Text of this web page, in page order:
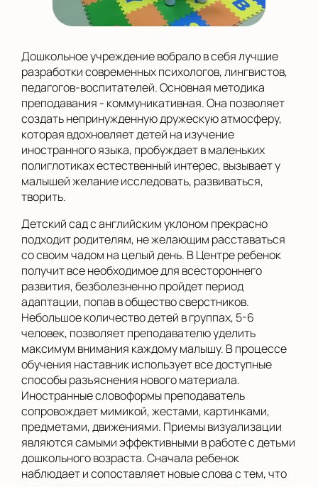
Дошкольное учреждение вобрало в себя лучшие
разработки современных психологов, лингвистов,
педагогов-воспитателей. Основная методика
преподавания - коммуникативная. Она позволяет
создать непринужденную дружескую атмосферу,
которая вдохновляет детей на изучение
иностранного языка, пробуждает в маленьких
полиглотиках естественный интерес, вызывает у
малышей желание исследовать, развиваться,
творить.
Детский сад с английским уклоном прекрасно
подходит родителям, не желающим расставаться
со своим чадом на целый день. В Центре ребенок
получит все необходимое для всестороннего
развития, безболезненно пройдет период
адаптации, попав в общество сверстников.
Небольшое количество детей в группах, 5-6
человек, позволяет преподавателю уделить
максимум внимания каждому малышу. В процессе
обучения наставник использует все доступные
способы разъяснения нового материала.
Иностранные словоформы преподаватель
сопровождает мимикой, жестами, картинками,
предметами, движениями. Приемы визуализации
являются самыми эффективными в работе с детьми
дошкольного возраста. Сначала ребенок
наблюдает и сопоставляет новые слова с тем, что